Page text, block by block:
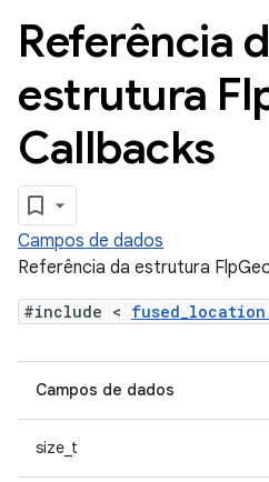
Referência
estrutura
Callbacks
Campos de dados
Referência da estrutura
#include <
Campos de dados
size_t